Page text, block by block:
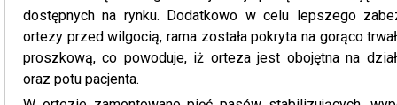
dostępnych na rynku. Dodatkowo w celu lepszego
ortezy przed wilgocią, rama została pokryta na gorąco
proszkową, co powoduje, iż orteza jest obojętna na
oraz potu pacjenta.